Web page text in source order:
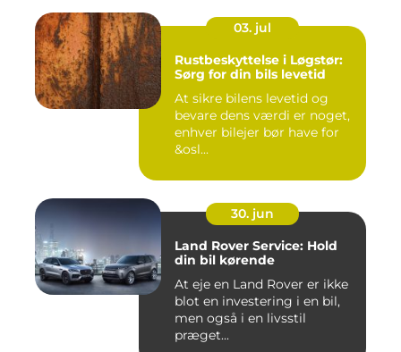
03. jul
Rustbeskyttelse i Løgstør:
Sørg for din bils levetid
At sikre bilens levetid og
bevare dens værdi er noget,
enhver bilejer bør have for
&osl...
30. jun
Land Rover Service: Hold
din bil kørende
At eje en Land Rover er ikke
blot en investering i en bil,
men også i en livsstil
præget...